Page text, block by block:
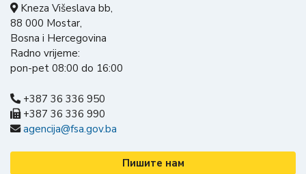
Kneza Višeslava bb,
88 000 Mostar,
Bosna i Hercegovina
Radno vrijeme:
pon-pet 08:00 do 16:00
+387 36 336 950
+387 36 336 990
agencija@fsa.gov.ba
Пишите нам